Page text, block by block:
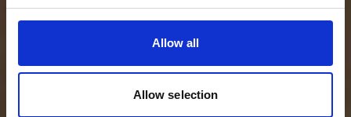
Allow all
Allow selection
“ 360 asteen näkemys
hakijoista ja heidän